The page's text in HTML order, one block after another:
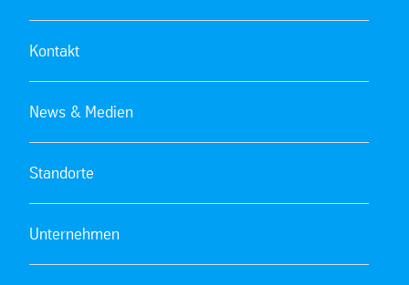
Kontakt
News & Medien
Standorte
Unternehmen